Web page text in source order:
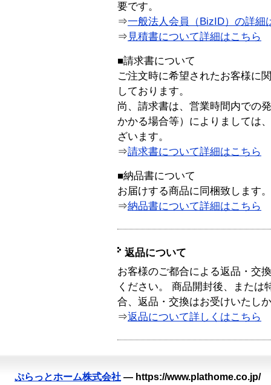
要です。
⇒一般法人会員（BizID）の詳細
⇒ 見積書について詳細はこちら
■請求書について
ご注文時に希望されたお客様に
しております。
尚、請求書は、営業時間内での
かかる場合等）によりましては
ざいます。
⇒請求書について詳細はこちら
■納品書について
お届けする商品に同梱致します。
⇒納品書について詳細はこちら
返品について
お客様のご都合による返品・交
ください。 商品開封後、または
合、返品・交換はお受けいたし
⇒返品について詳しくはこちら
ぷらっとホーム株式会社 — https://www.plathome.co.jp/